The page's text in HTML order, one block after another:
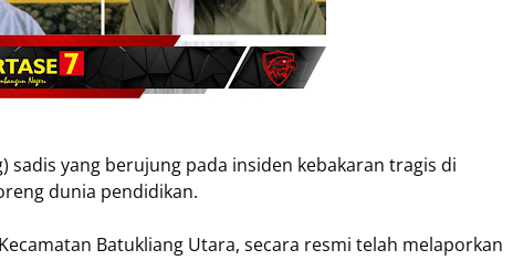
sadis yang berujung pada insiden kebakaran tragis di
dunia pendidikan.
Batukliang Utara, secara resmi telah melaporkan